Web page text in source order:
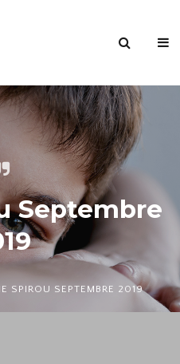
Septembre
SPIROU SEPTEMBRE 2019